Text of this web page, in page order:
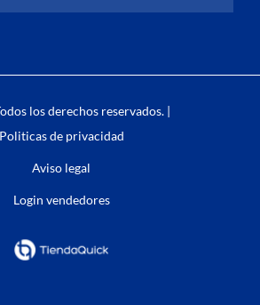
los derechos reservados. |
Politicas de privacidad
Aviso legal
Login vendedores